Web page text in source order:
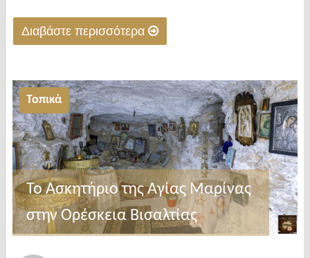
Διαβάστε περισσότερα
εισβολή
στην
Κύπρο
και
ο
Νιγριτινός
Ταξίαρχος
Αθανάσιος
Τοπικά
Το Ασκητήριο της Αγίας Μαρίνας
στην Ορέσκεια Βισαλτίας